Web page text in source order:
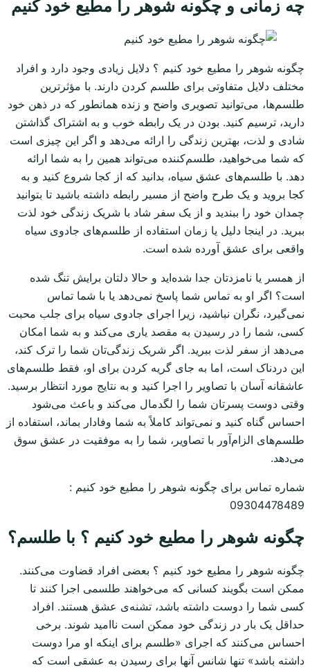
چه زمانی و چگونه شوهر را مطیع خود کنیم
چگونه شوهر را مطیع خود کنیم ؟ دلایل زیادی وجود دارد و افراد
مختلف دلایل متفاوتی برای طلسم کردن دارند. با مؤثرترین
طلسم‌ها، می‌توانید تصویری واضح و زنده همانطور که در ذهن خود
دارید، ترسیم کنید. بودن در یک رابطه خوب و به اشتراک گذاشتن
شادی و لذت، بهترین زندگی را ارائه می‌دهد و اگر این چیزی است
که شما می‌خواهید، طلسم‌کننده می‌تواند همین را به شما ارائه
دهد. با طلسم‌های عشق سیاه، بدانید که از کجا شروع کنید و به
کجا بروید و یک طرح واضح از مسیر رابطه داشته باشید تا بتوانید
چمدان خود را ببندید و از یک سفر شاد با شریک زندگی خود لذت
ببرید. در اینجا دلیل یا زمان استفاده از طلسم‌های جادوی سیاه
واقعی برای عشق آورده شده است.
از همسر یا نامزدتان جدا شده‌اید و حالا دلتان برایش تنگ شده
است؟ اگر او به تماس شما پاسخ نمی‌دهد یا با شما تماس
نمی‌گیرد، نگران نباشید، زیرا اجرای جادوی سیاه برای جلب محبت
کسی، شما را در رسیدن به مقصد یاری می‌کند و به شما امکان
می‌دهد از سفر لذت ببرید. اگر شریک زندگی‌تان شما را ترک کند،
این دردناک است، اما به جای گریه کردن برای او، فقط طلسم‌های
عاشقانه آسان با تصاویر را اجرا کنید و به نتایج مورد انتظار برسید.
وقتی دوست پسرتان شما را لگدمال می‌کند و باعث می‌شود
احساس گناه کنید و نمی‌تواند کاملاً به شما وفادار بماند، استفاده از
طلسم‌های الزام‌آور با تصاویر، شما را به موفقیت در عشق سوق
می‌دهد.
شماره تماس برای چگونه شوهر را مطیع خود کنیم :
09304478489
چگونه شوهر را مطیع خود کنیم ؟ با طلسم؟
چگونه شوهر را مطیع خود کنیم ؟ بعضی افراد قضاوت می‌کنند.
ممکن است بگویند کسانی که می‌خواهند طلسمی اجرا کنند تا
کسی شما را دوست داشته باشد، تشنه‌ی عشق هستند. افراد
حداقل یک بار در زندگی خود ممکن است ناامید شوند. برخی
احساس می‌کنند که اجرای «طلسم برای اینکه او مرا دوست
داشته باشد» تنها شانس آنها برای رسیدن به عشقی است که